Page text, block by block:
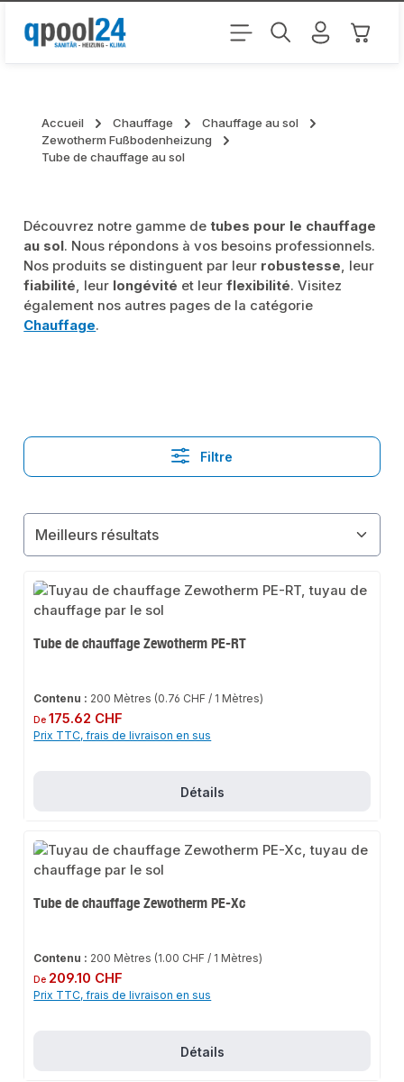
Passer au contenu principal Le
Accueil Chauffage
Chauffage au sol
Zewotherm Fußbodenheizung
Tube de chauffage au sol
Découvrez notre gamme de tubes pour le chauffage
au sol. Nous répondons à vos besoins professionnels.
Nos produits se distinguent par leur robustesse, leur
fiabilité, leur longévité et leurflexibilité. Visitez
également nos autres pages de la catégorie
Chauffage.
Filtre
Tube de chauffage Zewotherm PE-RT
Contenu : 200 Mètres (0.76 CHF / 1 Mètres)
Prix régulier :
De175.62 CHF
Prix TTC, frais de livraison en sus
Détails
Tube de chauffage Zewotherm PE-Xc
Contenu : 200 Mètres (1.00 CHF / 1 Mètres)
Prix régulier :
De 209.10 CHF
Prix TTC, frais de livraison en sus
Détails